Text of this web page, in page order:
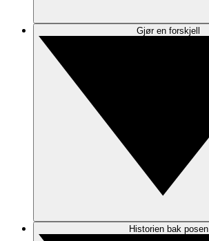
Gjør en forskjell
Historien bak posen